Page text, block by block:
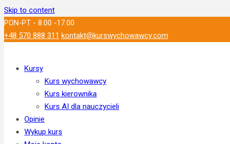
Skip to content
PON-PT - 8.00 -17.00
+48 570 888 311 kontakt@kurswychowawcy.com
Kursy
Kurs wychowawcy
Kurs kierownika
Kurs AI dla nauczycieli
Opinie
Wykup kurs